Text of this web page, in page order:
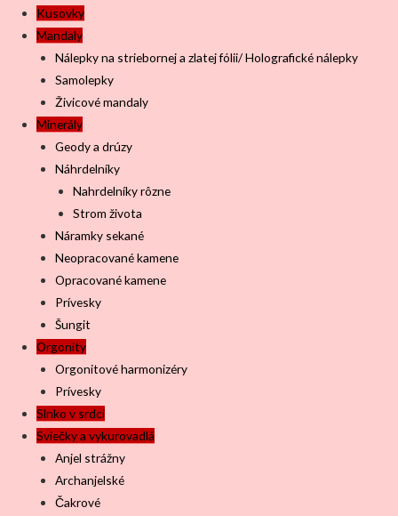
Kusovky
Mandaly
Nálepky na striebornej a zlatej fólii/ Holografické nálepky
Samolepky
Živicové mandaly
Minerály
Geody a drúzy
Náhrdelníky
Nahrdelníky rôzne
Strom života
Náramky sekané
Neopracované kamene
Opracované kamene
Prívesky
Šungit
Orgonity
Orgonitové harmonizéry
Prívesky
Slnko v srdci
Sviečky a vykurovadlá
Anjel strážny
Archanjelské
Čakrové